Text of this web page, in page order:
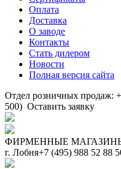
Оплата
Доставка
О заводе
Контакты
Стать дилером
Новости
Полная версия сайта
Отдел розничных продаж:
500) Оставить заявку
ФИРМЕННЫЕ
г. Лобня+7 (495) 988 52 88